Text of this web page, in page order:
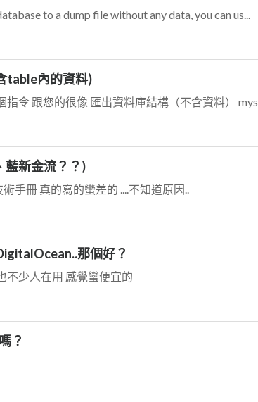
to a dump file without any data, you can us...
table內的資料)
藍新金流？？)
手冊 真的寫的蠻差的 ....不知道原因..
那個好？
不少人在用 感覺蠻便宜的
？